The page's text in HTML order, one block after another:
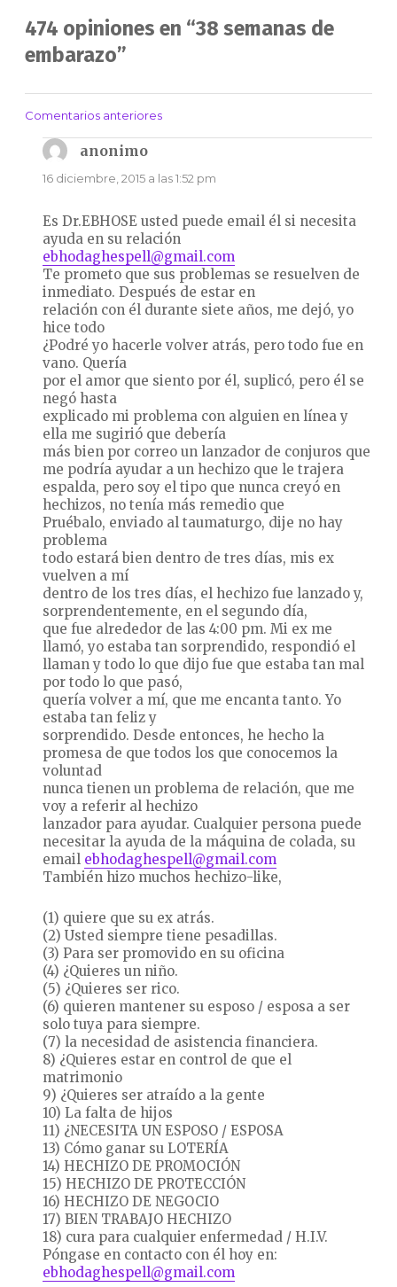
474 opiniones en “38 semanas de
embarazo”
Navegación
de
comentarios
Comentarios anteriores
anonimodice:
16 diciembre, 2015 a las 1:52 pm
Es Dr.EBHOSE usted puede email él si necesita
ayuda en su relación
ebhodaghespell@gmail.com
Te prometo que sus problemas se resuelven de
inmediato. Después de estar en
relación con él durante siete años, me dejó, yo
hice todo
¿Podré yo hacerle volver atrás, pero todo fue en
vano. Quería
por el amor que siento por él, suplicó, pero él se
negó hasta
explicado mi problema con alguien en línea y
ella me sugirió que debería
más bien por correo un lanzador de conjuros que
me podría ayudar a un hechizo que le trajera
espalda, pero soy el tipo que nunca creyó en
hechizos, no tenía más remedio que
Pruébalo, enviado al taumaturgo, dije no hay
problema
todo estará bien dentro de tres días, mis ex
vuelven a mí
dentro de los tres días, el hechizo fue lanzado y,
sorprendentemente, en el segundo día,
que fue alrededor de las 4:00 pm. Mi ex me
llamó, yo estaba tan sorprendido, respondió el
llaman y todo lo que dijo fue que estaba tan mal
por todo lo que pasó,
quería volver a mí, que me encanta tanto. Yo
estaba tan feliz y
sorprendido. Desde entonces, he hecho la
promesa de que todos los que conocemos la
voluntad
nunca tienen un problema de relación, que me
voy a referir al hechizo
lanzador para ayudar. Cualquier persona puede
necesitar la ayuda de la máquina de colada, su
email ebhodaghespell@gmail.com
También hizo muchos hechizo-like,
(1) quiere que su ex atrás.
(2) Usted siempre tiene pesadillas.
(3) Para ser promovido en su oficina
(4) ¿Quieres un niño.
(5) ¿Quieres ser rico.
(6) quieren mantener su esposo / esposa a ser
solo tuya para siempre.
(7) la necesidad de asistencia financiera.
8) ¿Quieres estar en control de que el
matrimonio
9) ¿Quieres ser atraído a la gente
10) La falta de hijos
11) ¿NECESITA UN ESPOSO / ESPOSA
13) Cómo ganar su LOTERÍA
14) HECHIZO DE PROMOCIÓN
15) HECHIZO DE PROTECCIÓN
16) HECHIZO DE NEGOCIO
17) BIEN TRABAJO HECHIZO
18) cura para cualquier enfermedad / H.I.V.
Póngase en contacto con él hoy en:
ebhodaghespell@gmail.com